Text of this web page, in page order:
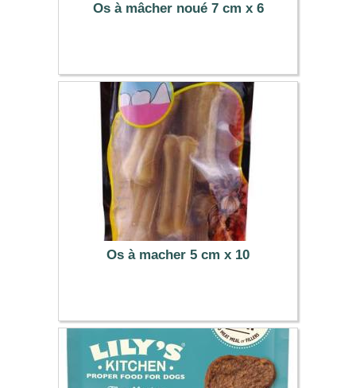
Os à mâcher noué 7 cm x 6
2.99 €
Os à macher 5 cm x 10
3.99 €